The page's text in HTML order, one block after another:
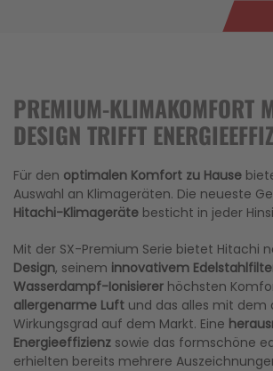
PREMIUM-KLIMAKOMFORT
DESIGN TRIFFT
Für den optimalen Komfort zu Hause
Auswahl an Klimageräten. Die neueste
Hitachi-Klimageräte besticht in jeder
Mit der SX-Premium Serie bietet Hitachi
Design, seinem innovativem
Wasserdampf-Ionisierer höchsten
allergenarme Luft und das alles mit dem
Wirkungsgrad auf dem Markt. Eine
Energieeffizienz sowie das formschöne
erhielten bereits mehrere